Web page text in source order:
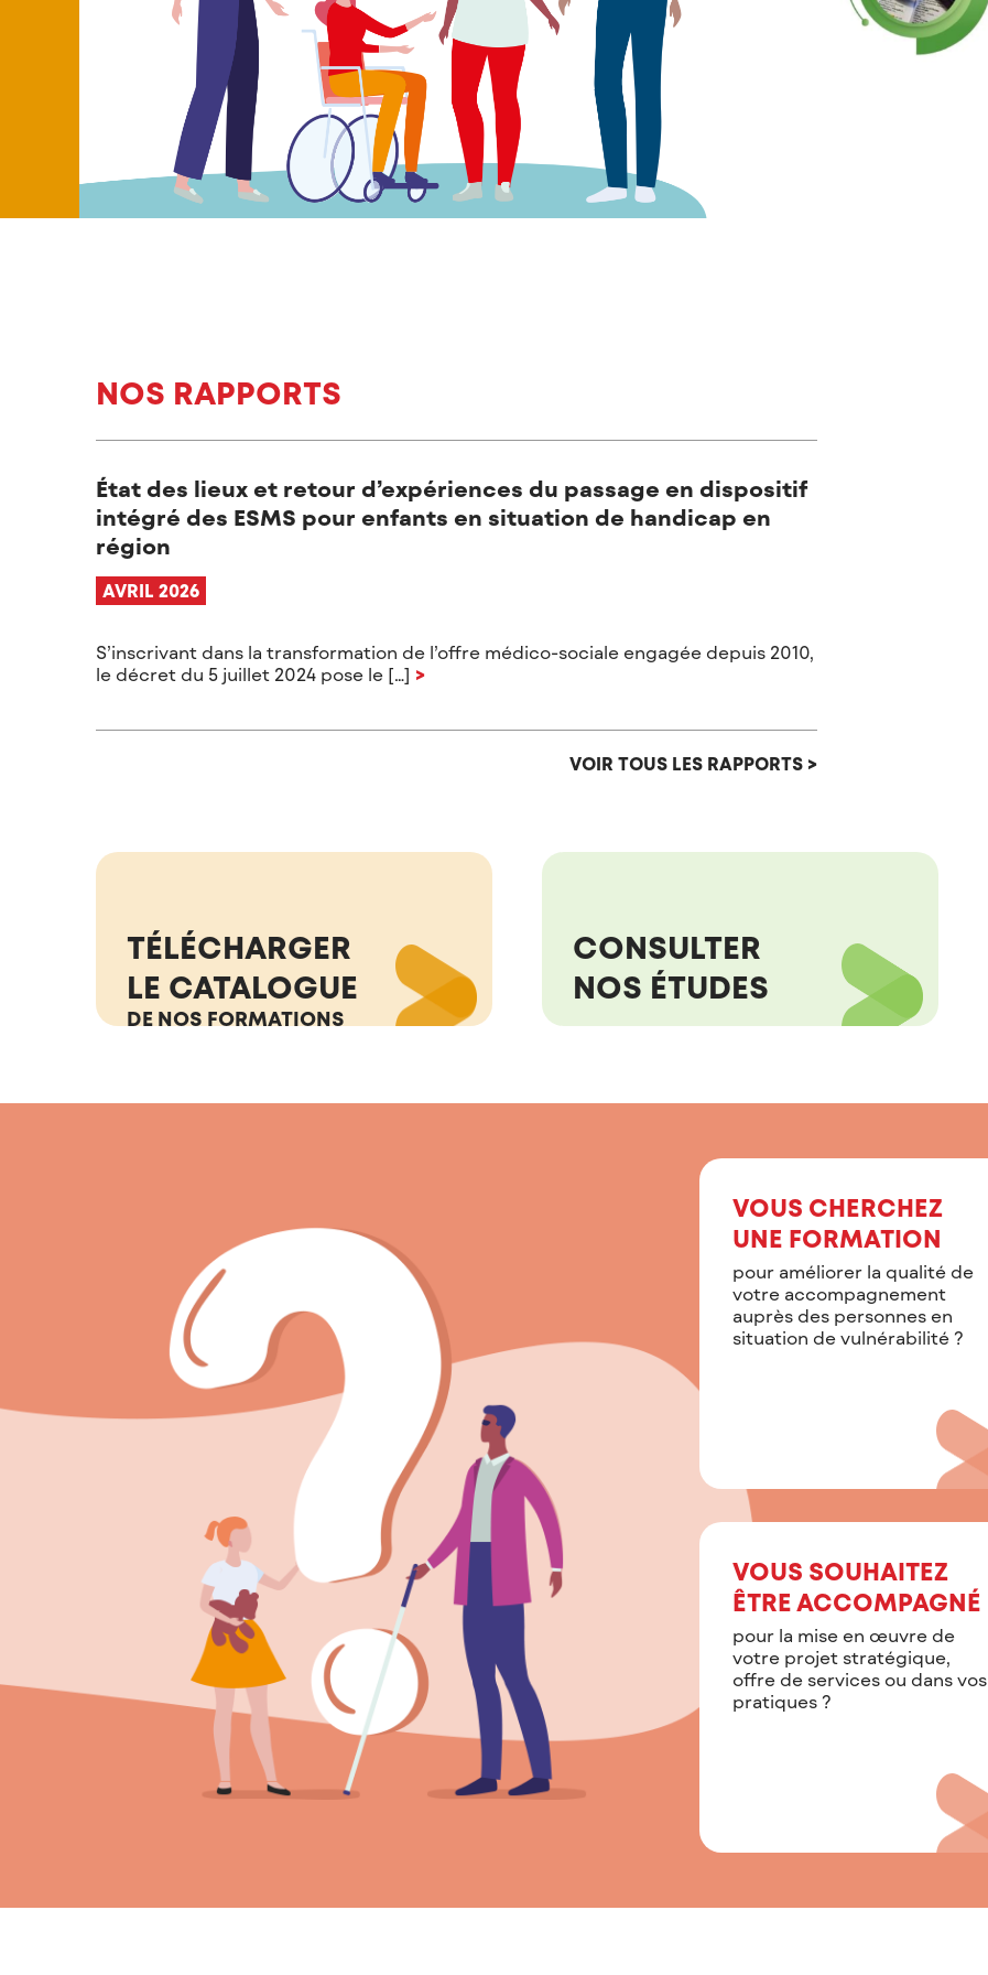
NOS RAPPORTS
État des lieux et retour d’expériences du passage en dispositif
intégré des ESMS pour enfants en situation de handicap en
région
AVRIL 2026
S’inscrivant dans la transformation de l’offre médico-sociale engagée depuis 2010,
le décret du 5 juillet 2024 pose le […] >
VOIR TOUS LES RAPPORTS >
TÉLÉCHARGER
LE CATALOGUE
DE NOS FORMATIONS
CONSULTER
NOS ÉTUDES
VOUS CHERCHEZ
UNE FORMATION
pour améliorer la qualité de
votre accompagnement
auprès des personnes en
situation de vulnérabilité ?
VOUS SOUHAITEZ
ÊTRE ACCOMPAGNÉ
pour la mise en œuvre de
votre projet stratégique,
offre de services ou dans vos
pratiques ?